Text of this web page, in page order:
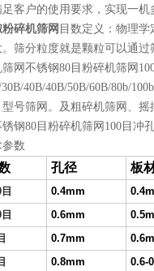
足客户的使用要求，实现一
碎机筛网 目数定义：物理
。筛分粒度就是颗粒可以通
网不锈钢80目粉碎机筛网
30B/40B/40B/50B/60B/80b/
型号筛网。及粗碎机筛网、
锈钢80目粉碎机筛网100目冲
数
孔径 板
目 0.4mm
目 0.6mm
0.7mm
0.8mm 0.6-